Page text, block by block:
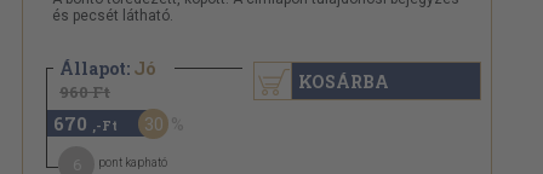
és pecsét látható.
Állapot: Jó
960 Ft
670 ,-Ft 30
pont kapható
KOSÁRBA